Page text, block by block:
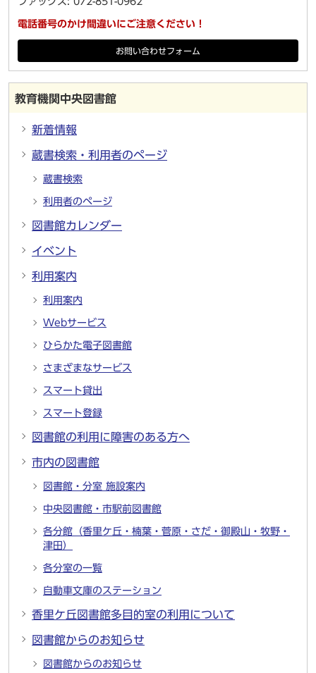
電話番号のかけ間違いにご注意ください！
お問い合わせフォーム
教育機関中央図書館
新着情報
蔵書検索・利用者のページ
蔵書検索
利用者のページ
図書館カレンダー
イベント
利用案内
利用案内
Webサービス
ひらかた電子図書館
さまざまなサービス
スマート貸出
スマート登録
図書館の利用に障害のある方へ
市内の図書館
図書館・分室 施設案内
中央図書館・市駅前図書館
各分館（香里ケ丘・楠葉・菅原・さだ・御殿山・牧野・
津田）
各分室の一覧
自動車文庫のステーション
香里ケ丘図書館多目的室の利用について
図書館からのお知らせ
図書館からのお知らせ